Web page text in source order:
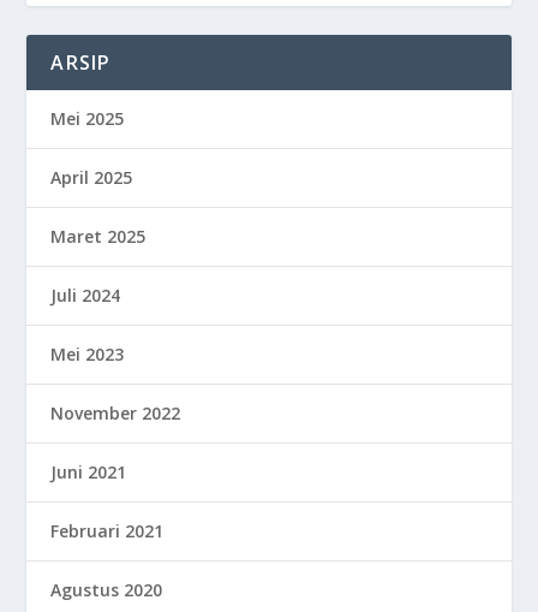
ARSIP
Mei 2025
April 2025
Maret 2025
Juli 2024
Mei 2023
November 2022
Juni 2021
Februari 2021
Agustus 2020